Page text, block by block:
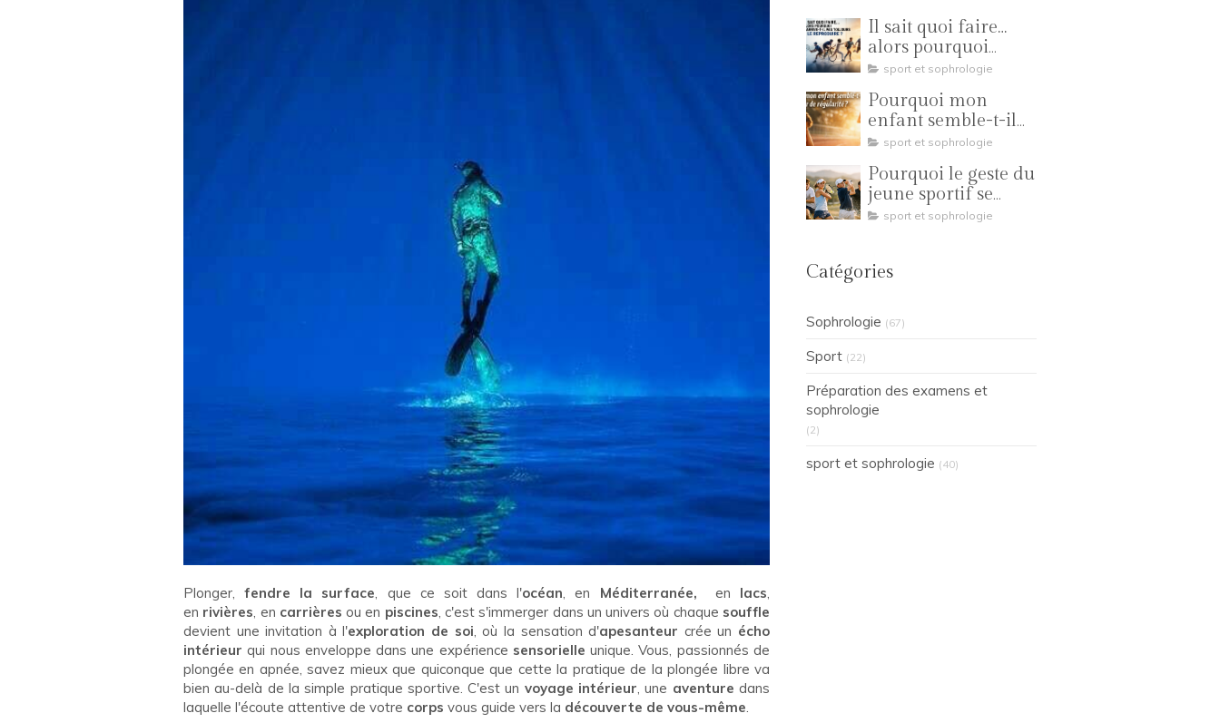
Plonger,fendre la surface , que ce soit dans l'océan , en Méditerranée, en lacs
en rivières , en carrières ou en piscines , c'est s'immerger dans un univers où chaque souffle
devient une invitation à l'exploration de soi , où la sensation d'apesanteur crée un écho
intérieur qui nous enveloppe dans une expérience sensorielle unique. Vous, passionnés de
plongée en apnée, savez mieux que quiconque que cette la pratique de la plongée libre va
bien au-delà de la simple pratique sportive. C'est un voyage intérieur , une aventure dans
laquelle l'écoute attentive de votre corps vous guide vers la découverte de vous-même
Il sait quoi faire…
alors pourquoi
n’arrive-t-il pas
toujours à le
reproduire ?
sport et sophrologie
Pourquoi mon
enfant semble-t-il
manquer de
régularité ?
sport et sophrologie
Pourquoi le geste du
jeune sportif se
transforme-t-il en
sport et sophrologie
Catégories
Sophrologie (67)
Sport (22)
Préparation des examens et
sophrologie
(2)
sport et sophrologie (40)